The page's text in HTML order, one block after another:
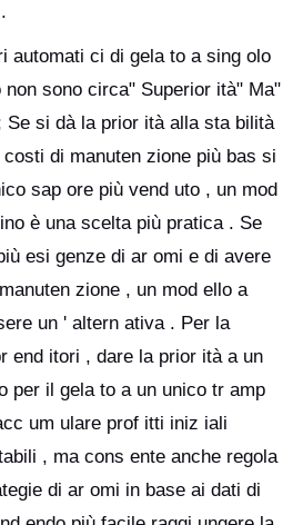
automati ci di gela to a sing olo
sono circa" Superior ità" Ma"
si dà la prior ità alla sta bilità
di manuten zione più bas si
sap ore più vend uto , un mod
è una scelta più pratica . Se
esi genze di ar omi e di avere
zione , un mod ello a
un ' altern ativa . Per la
end itori , dare la prior ità a un
per il gela to a un unico tr amp
um ulare prof itti iniz iali
, ma cons ente anche regola
di ar omi in base ai dati di